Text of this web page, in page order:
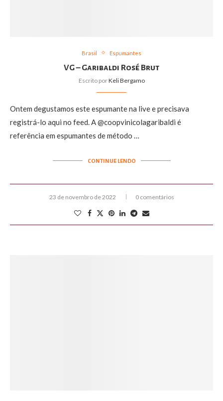
Brasil Espumantes
VG – Garibaldi Rosé Brut
Escrito porKeli Bergamo
Ontem degustamos este espumante na live e precisava
registrá-lo aqui no feed. A @coopvinicolagaribaldi é
referência em espumantes de método …
CONTINUE LENDO
23 de novembro de 2022 0 comentários